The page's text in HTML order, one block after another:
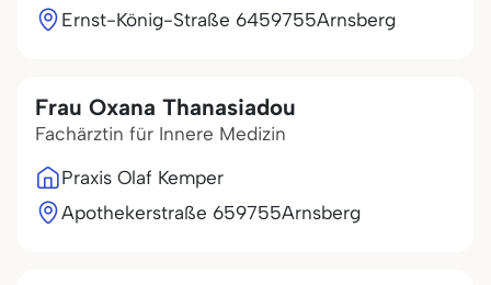
Ernst-König-Straße 6459755Arnsberg
Frau Oxana Thanasiadou
Fachärztin für Innere Medizin
Praxis Olaf Kemper
Apothekerstraße 659755Arnsberg